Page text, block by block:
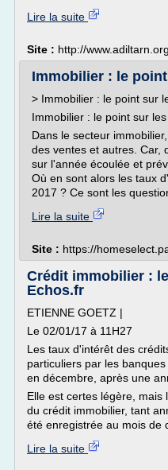
Lire la suite
Site : http://www.adiltarn.org
Immobilier : le
> Immobilier : le point sur
Immobilier : le point sur
Dans le secteur
des ventes et autres. Car,
sur l'année écoulée et
Où en sont alors les taux
2017 ? Ce sont les
Lire la suite
Site : https://
Crédit immobilier :
Echos.fr
ETIENNE GOETZ |
Le 02/01/17 à 11H27
Les taux d'intérêt des
particuliers par les
en décembre, après une
Elle est certes légère,
du crédit immobilier, tant
été enregistrée au mois de
Lire la suite